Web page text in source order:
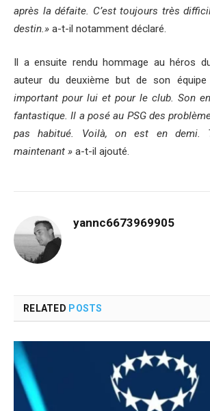
après la défaite. C’est toujours très
destin.» a-t-il notamment déclaré.
Il a ensuite rendu hommage au héros
auteur du deuxième but de son
important pour lui et pour le club. Son
fantastique. Il a posé au PSG des
pas habitué. Voilà, on est en demi.
maintenant » a-t-il ajouté.
yannc6673969905
RELATED POSTS